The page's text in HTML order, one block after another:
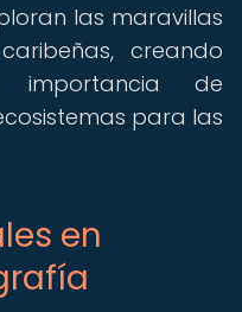
las maravillas
creando
importancia de
para las
en